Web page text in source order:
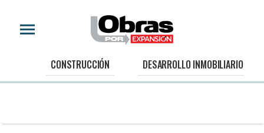
CONSTRUCCIÓN DESARROLLO INMOBILIARIO